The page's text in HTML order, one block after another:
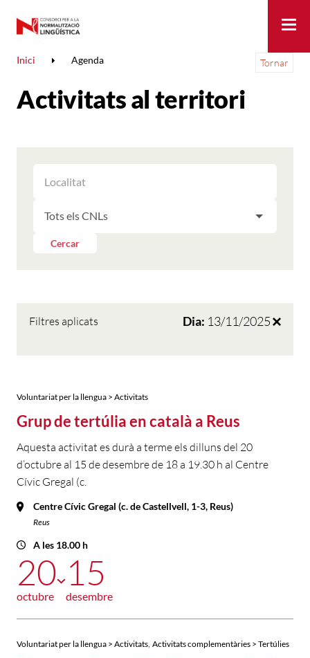
Inici Agenda Tornar
Activitats al territori
ELS
RESULTATS
LES
PER
LES
Cercar
Filtres aplicats Dia: 13/11/2025
Voluntariat per la llengua > Activitats
Grup de tertúlia en català a Reus
Aquesta activitat es durà a terme els dilluns del 20
d’octubre al 15 de desembre de 18 a 19.30 h al Centre
Cívic Gregal (c.
Centre Cívic Gregal (c. de Castellvell, 1-3, Reus)
Reus
A les 18.00 h
20
octubre
15
desembre
Voluntariat per la llengua > Activitats Activitats complementàries > Tertúlies